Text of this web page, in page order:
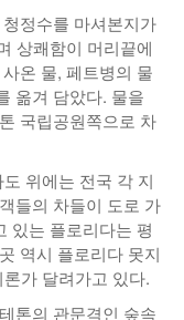
정수를 마셔본지가
상쾌함이 머리끝에
온 물, 페트병의 물
옮겨 담았다. 물을
국립공원쪽으로 차
위에는 전국 각 지
들의 차들이 도로 가
있는 플로리다는 평
역시 플로리다 못지
가 달려가고 있다.
톤의 관문격인 숲속